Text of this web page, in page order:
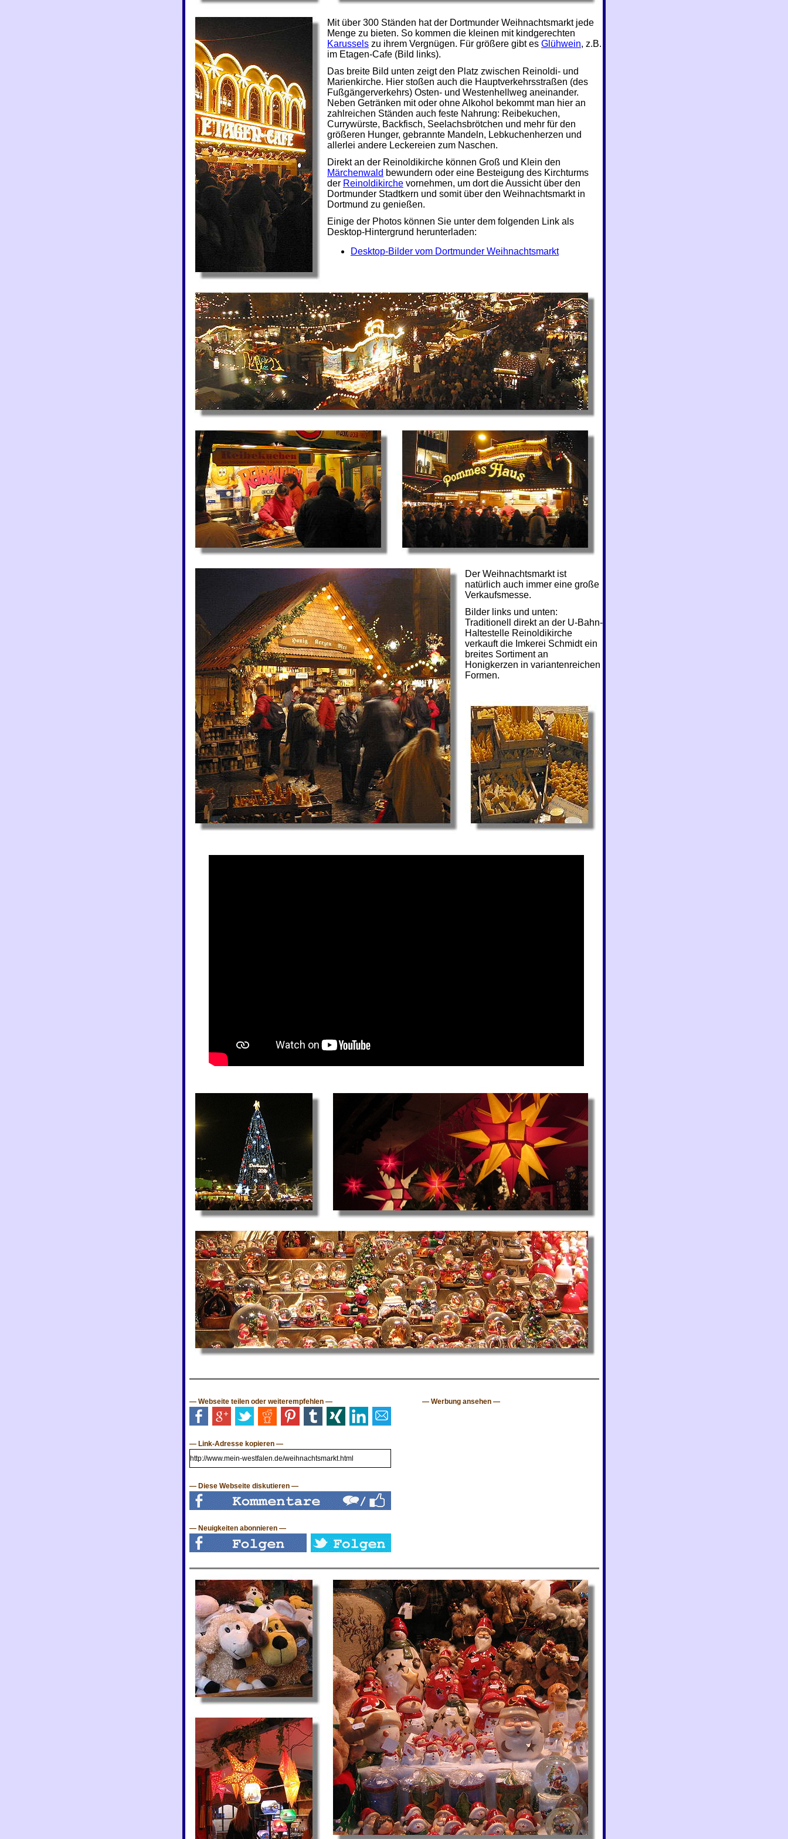
Mit über 300 Ständen hat der Dortmunder Weihnachtsmarkt jede
Menge zu bieten. So kommen die kleinen mit kindgerechten
Karussels zu ihrem Vergnügen. Für größere gibt es Glühwein, z.B.
im Etagen-Cafe (Bild links).
Das breite Bild unten zeigt den Platz zwischen Reinoldi- und
Marienkirche. Hier stoßen auch die Hauptverkehrsstraßen (des
Fußgängerverkehrs) Osten- und Westenhellweg aneinander.
Neben Getränken mit oder ohne Alkohol bekommt man hier an
zahlreichen Ständen auch feste Nahrung: Reibekuchen,
Currywürste, Backfisch, Seelachsbrötchen und mehr für den
größeren Hunger, gebrannte Mandeln, Lebkuchenherzen und
allerlei andere Leckereien zum Naschen.
Direkt an der Reinoldikirche können Groß und Klein den
Märchenwald bewundern oder eine Besteigung des Kirchturms
der Reinoldikirche vornehmen, um dort die Aussicht über den
Dortmunder Stadtkern und somit über den Weihnachtsmarkt in
Dortmund zu genießen.
Einige der Photos können Sie unter dem folgenden Link als
Desktop-Hintergrund herunterladen:
Desktop-Bilder vom Dortmunder Weihnachtsmarkt
Der Weihnachtsmarkt ist
natürlich auch immer eine große
Verkaufsmesse.
Bilder links und unten:
Traditionell direkt an der U-Bahn-
Haltestelle Reinoldikirche
verkauft die Imkerei Schmidt ein
breites Sortiment an
Honigkerzen in variantenreichen
Formen.
— Webseite teilen oder weiterempfehlen — — Werbung ansehen —
— Link-Adresse kopieren —
— Diese Webseite diskutieren —
— Neuigkeiten abonnieren —